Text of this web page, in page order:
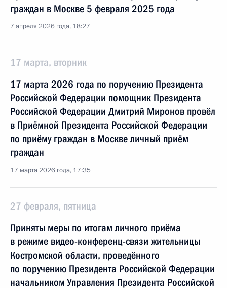
граждан в Москве 5 февраля 2025 года
7 апреля 2026 года, 18:27
17 марта, вторник
17 марта 2026 года по поручению Президента
Российской Федерации помощник Президента
Российской Федерации Дмитрий Миронов провёл
в Приёмной Президента Российской Федерации
по приёму граждан в Москве личный приём
граждан
17 марта 2026 года, 17:35
27 февраля, пятница
Приняты меры по итогам личного приёма
в режиме видео-конференц-связи жительницы
Костромской области, проведённого
по поручению Президента Российской Федерации
начальником Управления Президента Российской